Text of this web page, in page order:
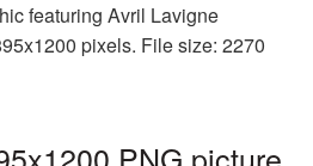
featuring Avril Lavigne
pixels. File size: 2270